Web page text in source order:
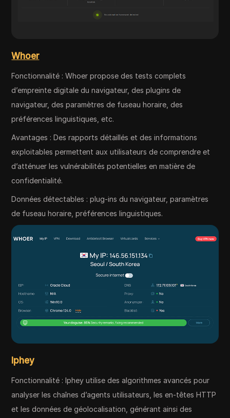
Whoer
Fonctionnalité : Whoer propose des tests complets
d’empreinte digitale du navigateur, des plugins de
navigateur, des paramètres de fuseau horaire, des
préférences linguistiques, etc.
Avantages : Des rapports détaillés et des informations
exploitables permettent aux utilisateurs de comprendre et
d’atténuer les vulnérabilités potentielles en matière de
confidentialité.
Données détectables : plug-ins du navigateur, paramètres
de fuseau horaire, préférences linguistiques.
Iphey
Fonctionnalité : Iphey utilise des algorithmes avancés pour
analyser les chaînes d’agents utilisateurs, les en-têtes HTTP
et les données de géolocalisation, générant ainsi des